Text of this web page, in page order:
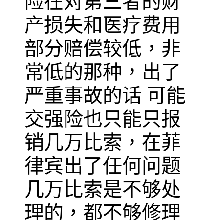
产损失和医疗费用
部分赔偿较低，非
常低的那种，出了
严重事故的话 可能
交强险也只能只报
销几万比索，在菲
律宾出了任何问题
几万比索是不够处
理的，都不够修理